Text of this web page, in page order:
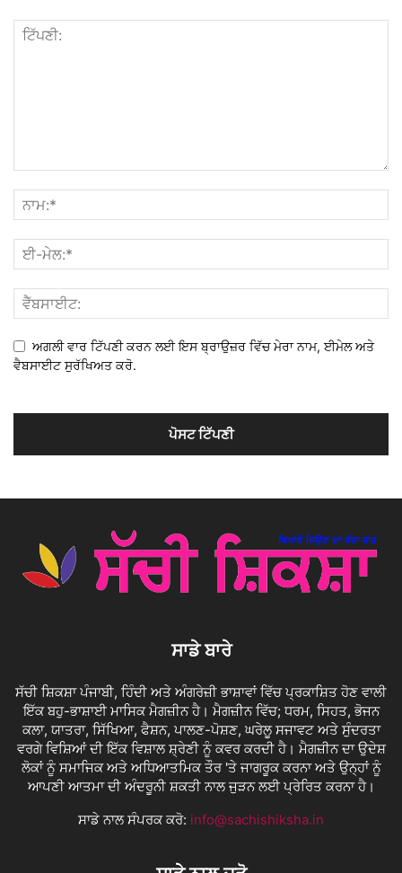
ਅਗਲੀ ਵਾਰ ਟਿੱਪਣੀ ਕਰਨ ਲਈ ਇਸ ਬ੍ਰਾਉਜ਼ਰ ਵਿੱਚ ਮੇਰਾ ਨਾਮ, ਈਮੇਲ ਅਤੇ
ਵੈਬਸਾਈਟ ਸੁਰੱਖਿਅਤ ਕਰੋ.
ਸਾਡੇ ਬਾਰੇ
ਸੱਚੀ ਸ਼ਿਕਸ਼ਾ ਪੰਜਾਬੀ, ਹਿੰਦੀ ਅਤੇ ਅੰਗਰੇਜ਼ੀ ਭਾਸ਼ਾਵਾਂ ਵਿੱਚ ਪ੍ਰਕਾਸ਼ਿਤ ਹੋਣ ਵਾਲੀ
ਇੱਕ ਬਹੁ-ਭਾਸ਼ਾਈ ਮਾਸਿਕ ਮੈਗਜ਼ੀਨ ਹੈ। ਮੈਗਜ਼ੀਨ ਵਿੱਚ; ਧਰਮ, ਸਿਹਤ, ਭੋਜਨ
ਕਲਾ, ਯਾਤਰਾ, ਸਿੱਖਿਆ, ਫੈਸ਼ਨ, ਪਾਲਣ-ਪੋਸ਼ਣ, ਘਰੇਲੂ ਸਜਾਵਟ ਅਤੇ ਸੁੰਦਰਤਾ
ਵਰਗੇ ਵਿਸ਼ਿਆਂ ਦੀ ਇੱਕ ਵਿਸ਼ਾਲ ਸ਼੍ਰੇਣੀ ਨੂੰ ਕਵਰ ਕਰਦੀ ਹੈ। ਮੈਗਜ਼ੀਨ ਦਾ ਉਦੇਸ਼
ਲੋਕਾਂ ਨੂੰ ਸਮਾਜਿਕ ਅਤੇ ਅਧਿਆਤਮਿਕ ਤੌਰ 'ਤੇ ਜਾਗਰੂਕ ਕਰਨਾ ਅਤੇ ਉਨ੍ਹਾਂ ਨੂੰ
ਆਪਣੀ ਆਤਮਾ ਦੀ ਅੰਦਰੂਨੀ ਸ਼ਕਤੀ ਨਾਲ ਜੁੜਨ ਲਈ ਪ੍ਰੇਰਿਤ ਕਰਨਾ ਹੈ।
ਸਾਡੇ ਨਾਲ ਸੰਪਰਕ ਕਰੋ: info@sachishiksha.in